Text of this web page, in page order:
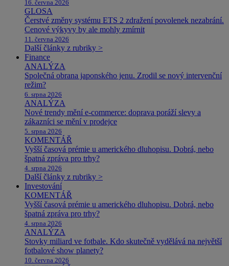
16. června 2026
GLOSA
Čerstvé změny systému ETS 2 zdražení povolenek nezabrání.
Cenové výkyvy by ale mohly zmírnit
11. června 2026
Další články z rubriky >
Finance
ANALÝZA
Společná obrana japonského jenu. Zrodil se nový intervenční
režim?
6. srpna 2026
ANALÝZA
Nové trendy mění e-commerce: doprava poráží slevy a
zákazníci se mění v prodejce
5. srpna 2026
KOMENTÁŘ
Vyšší časová prémie u amerického dluhopisu. Dobrá, nebo
špatná zpráva pro trhy?
4. srpna 2026
Další články z rubriky >
Investování
KOMENTÁŘ
Vyšší časová prémie u amerického dluhopisu. Dobrá, nebo
špatná zpráva pro trhy?
4. srpna 2026
ANALÝZA
Stovky miliard ve fotbale. Kdo skutečně vydělává na největší
fotbalové show planety?
10. června 2026